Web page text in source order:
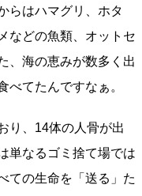
らはハマグリ、ホタ
などの魚類、オットセ
、海の恵みが数多く出
べてたんですなぁ。
り、14体の人骨が出
単なるゴミ捨て場では
ての生命を「送る」た